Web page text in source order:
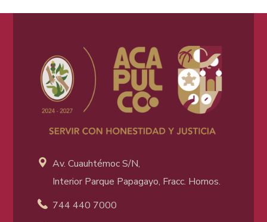
Av. Cuauhtémoc S/N,
Interior Parque Papagayo, Fracc. Hornos.
744 440 7000